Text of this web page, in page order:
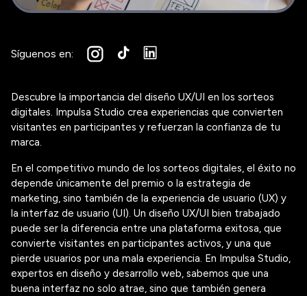
Síguenos en:
Descubre la importancia del diseño UX/UI en los sorteos
digitales. Impulsa Studio crea experiencias que convierten
visitantes en participantes y refuerzan la confianza de tu
marca.
En el competitivo mundo de los sorteos digitales , el éxito no
depende únicamente del premio o la estrategia de
marketing, sino también de la experiencia de usuario (UX) y
la interfaz de usuario (UI) . Un diseño UX/UI bien trabajado
puede ser la diferencia entre una plataforma exitosa, que
convierte visitantes en participantes activos, y una que
pierde usuarios por una mala experiencia. En Impulsa Studio
expertos en diseño y desarrollo web, sabemos que una
buena interfaz no solo atrae, sino que también genera